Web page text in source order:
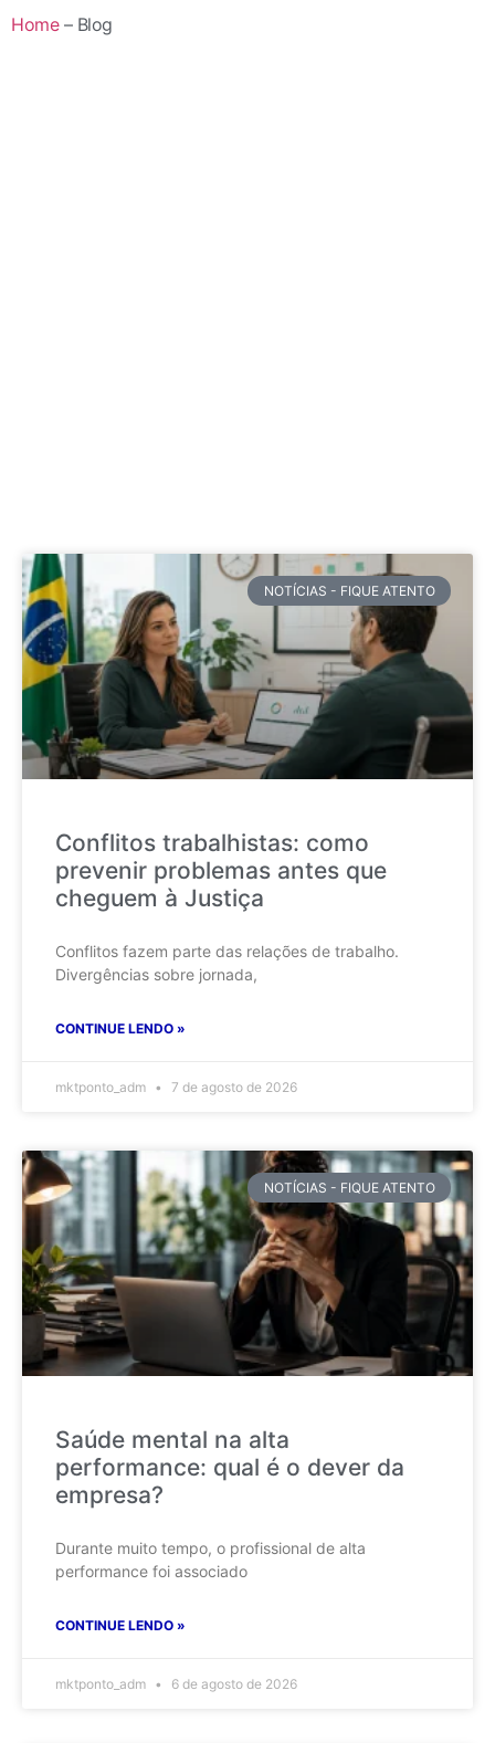
Home– Blog
NOTÍCIAS - FIQUE ATENTO
Conflitos trabalhistas: como
prevenir problemas antes que
cheguem à Justiça
Conflitos fazem parte das relações de trabalho.
Divergências sobre jornada,
CONTINUE LENDO »
mktponto_adm 7 de agosto de 2026
NOTÍCIAS - FIQUE ATENTO
Saúde mental na alta
performance: qual é o dever da
empresa?
Durante muito tempo, o profissional de alta
performance foi associado
CONTINUE LENDO »
mktponto_adm 6 de agosto de 2026